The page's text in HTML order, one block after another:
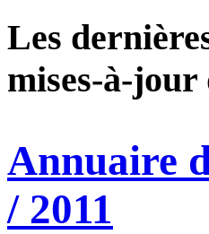
Les
mises-à-jour
Annuaire
/ 2011